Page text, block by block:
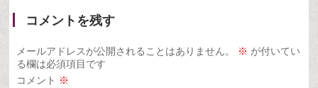
コメントを残す
メールアドレスが公開されることはありません。 ※ が付いてい
る欄は必須項目です
コメント ※